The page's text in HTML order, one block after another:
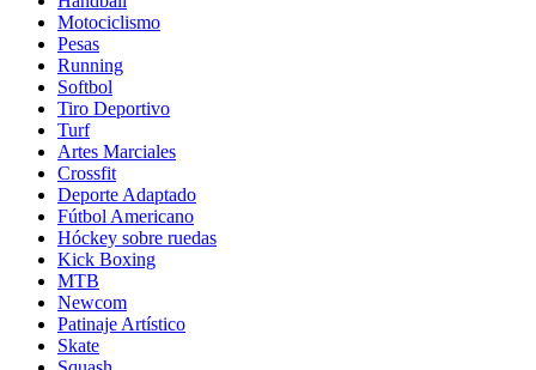
Motociclismo
Pesas
Running
Softbol
Tiro Deportivo
Turf
Artes Marciales
Crossfit
Deporte Adaptado
Fútbol Americano
Hóckey sobre ruedas
Kick Boxing
MTB
Newcom
Patinaje Artístico
Skate